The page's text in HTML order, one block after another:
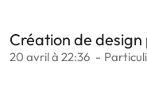
Création de
20 avril à 22:36